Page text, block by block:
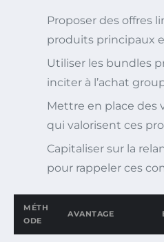
Proposer des offres
produits principaux
Utiliser les bundles
inciter à l’achat
Mettre en place des
qui valorisent ces
Capitaliser sur la
pour rappeler ces
MÉTH
ODE
AVANTAGE